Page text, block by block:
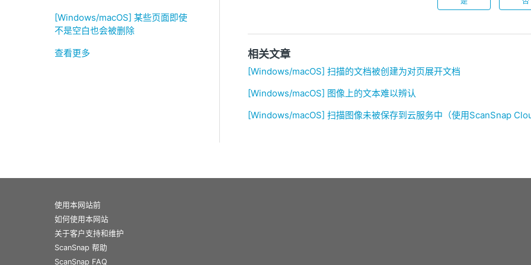
[Windows/macOS] 某些页面即使
不是空白也会被删除
查看更多
相关文章
[Windows/macOS] 扫描的文档被创建为对页展开文档
[Windows/macOS] 图像上的文本难以辨认
[Windows/macOS] 扫描图像未被保存到云服务中（使用ScanSnap
使用本网站前
如何使用本网站
关于客户支持和维护
ScanSnap 帮助
ScanSnap FAQ